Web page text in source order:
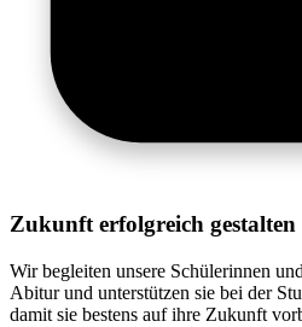
Zukunft erfolgreich gestalten
Wir begleiten unsere Schülerinnen
Abitur und unterstützen sie bei der
damit sie bestens auf ihre Zukunft